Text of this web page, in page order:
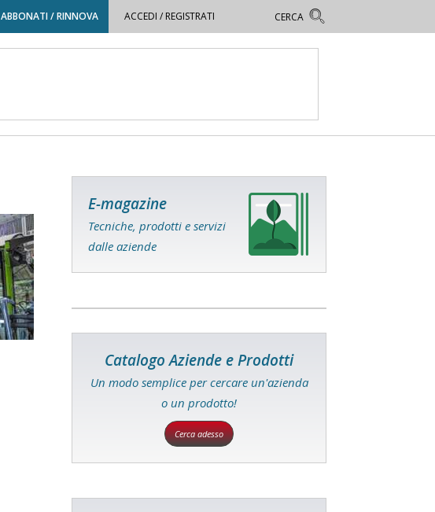
ABBONATI / RINNOVA ACCEDI / REGISTRATI
E-magazine
Tecniche, prodotti e servizi
dalle aziende
Catalogo Aziende e Prodotti
Un modo semplice per cercare un'azienda
o un prodotto!
Cerca adesso